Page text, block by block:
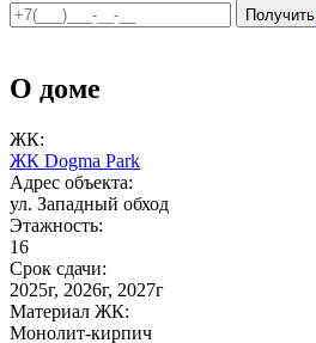
Получить
О доме
ЖК:
ЖК Dogma Park
Адрес объекта:
ул. Западный обход
Этажность:
16
Срок сдачи:
2025г, 2026г, 2027г
Материал ЖК:
Монолит-кирпич